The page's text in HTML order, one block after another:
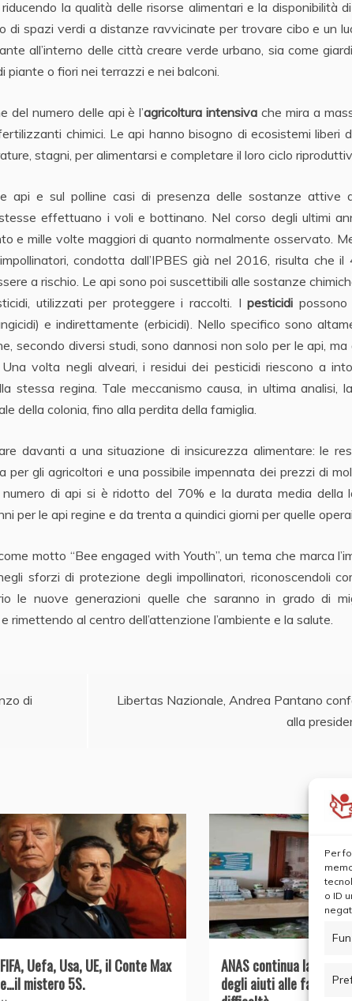
Per
o ID
la qualità delle risorse alimentari e la disponibilità
di spazi verdi a distanze ravvicinate per trovare cibo e un
all’interno delle città creare verde urbano, sia come
o fiori nei terrazzi e nei balconi.
del numero delle api è l’agricoltura intensiva che mira a
chimici. Le api hanno bisogno di ecosistemi liberi
stagni, per alimentarsi e completare il loro ciclo
api e sul polline casi di presenza delle sostanze attive
effettuano i voli e bottinano. Nel corso degli ultimi
e mille volte maggiori di quanto normalmente osservato.
condotta dall’IPBES già nel 2016, risulta che il
a rischio. Le api sono poi suscettibili alle sostanze
utilizzati per proteggere i raccolti. Ipesticidi possono
e indirettamente (erbicidi). Nello specifico sono
secondo diversi studi, sono dannosi non solo per le api,
volta negli alveari, i residui dei pesticidi riescono a
stessa regina. Tale meccanismo causa, in ultima analisi,
della colonia, fino alla perdita della famiglia.
davanti a una situazione di insicurezza alimentare: le
per gli agricoltori e una possibile impennata dei prezzi di
numero di api si è ridotto del 70% e la durata media della
per le api regine e da trenta a quindici giorni per quelle
motto “Bee engaged with Youth”, un tema che marca
sforzi di protezione degli impollinatori, riconoscendoli
le nuove generazioni quelle che saranno in grado di
al centro dell’attenzione l’ambiente e la salute.
di
Libertas Nazionale, Andrea Pantano
alla
FIFA, Uefa, Usa, UE, il Conte Max
e…il mistero 5S.
ANAS continua la
degli aiuti alle famiglie